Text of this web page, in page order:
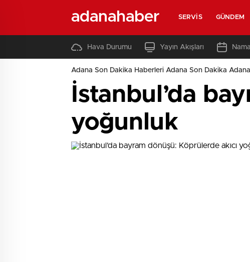
adanahaber SERVIS GÜNDEM
Hava Durumu Yayın Akışları
Adana Son Dakika Haberleri Adana Son Dakika
İstanbul’da
yoğunluk